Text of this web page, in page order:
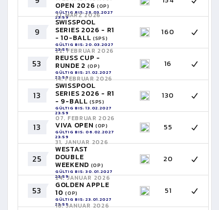
OPEN 2026 (OP)
GÜLTIG BIS: 28.03.2027
23:59
9
21. MÄRZ 2026
SWISSPOOL
SERIES 2026 - R1
- 10-BALL (SPS)
GÜLTIG BIS: 20.03.2027
23:59
160
53
22. FEBRUAR 2026
REUSS CUP -
RUNDE 2 (OP)
GÜLTIG BIS: 21.02.2027
23:59
16
13
14. FEBRUAR 2026
SWISSPOOL
SERIES 2026 - R1
- 9-BALL(SPS)
GÜLTIG BIS: 13.02.2027
23:59
130
13
07. FEBRUAR 2026
VIVA OPEN (OP)
GÜLTIG BIS: 06.02.2027
23:59
55
25
31. JANUAR 2026
WESTAST
DOUBLE
WEEKEND (OP)
GÜLTIG BIS: 30.01.2027
23:59
20
53
24. JANUAR 2026
GOLDEN APPLE
10(OP)
GÜLTIG BIS: 23.01.2027
23:59
51
18. JANUAR 2026